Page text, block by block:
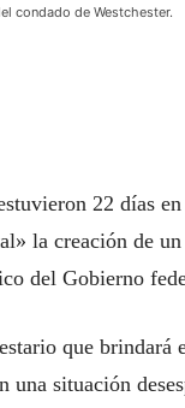
condado de Westchester.
22 días
la creación de
del Gobierno
que
una situación